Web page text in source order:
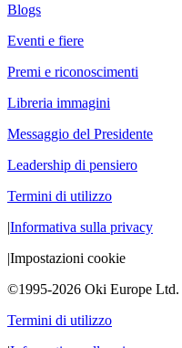
Blogs
Eventi e fiere
Premi e riconoscimenti
Libreria immagini
Messaggio del Presidente
Leadership di pensiero
Termini di utilizzo
|Informativa sulla privacy
|Impostazioni cookie
©1995-2026 Oki Europe Ltd.
Termini di utilizzo